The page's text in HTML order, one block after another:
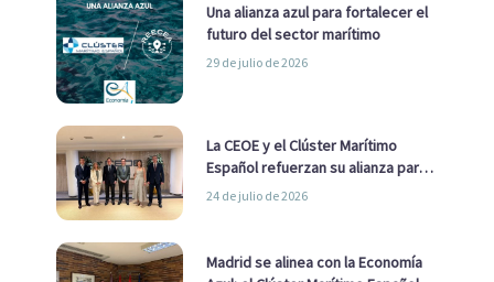
Una alianza azul para fortalecer el
futuro del sector marítimo
29 de julio de 2026
La CEOE y el Clúster Marítimo
Español refuerzan su alianza para
impulsar una estrategia Nacional
24 de julio de 2026
Madrid se alinea con la Economía